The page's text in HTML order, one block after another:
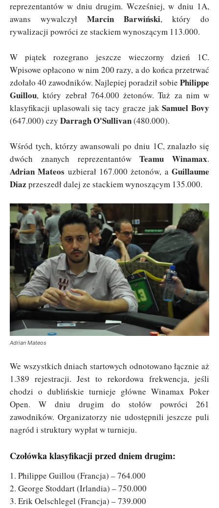
reprezentantów w dniu drugim. Wcześniej, w dniu 1A,
awans wywalczył Marcin Barwiński, który do
rywalizacji powróci ze stackiem wynoszącym 113.000.
W piątek rozegrano jeszcze wieczorny dzień 1C.
Wpisowe opłacono w nim 200 razy, a do końca przetrwać
zdołało 40 zawodników. Najlepiej poradził sobie Philippe
Guillou, który zebrał 764.000 żetonów. Tuż za nim w
klasyfikacji uplasowali się tacy gracze jakSamuel Bovy
(647.000) czy Darragh O'Sullivan(480.000).
Wśród tych, którzy awansowali po dniu 1C, znalazło się
dwóch znanych reprezentantówTeamu Winamax.
Adrian Mateos uzbierał 167.000 żetonów, aGuillaume
Diaz przeszedł dalej ze stackiem wynoszącym 135.000.
Adrian Mateos
We wszystkich dniach startowych odnotowano łącznie aż
1.389 rejestracji. Jest to rekordowa frekwencja, jeśli
chodzi o dublińskie turnieje główne Winamax Poker
Open. W dniu drugim do stołów powróci 261
zawodników. Organizatorzy nie udostępnili jeszcze puli
nagród i struktury wypłat w turnieju.
Czołówka klasyfikacji przed dniem drugim:
1. Philippe Guillou (Francja) – 764.000
2. George Stoddart (Irlandia) – 750.000
3. Erik Oelschlegel (Francja) – 739.000